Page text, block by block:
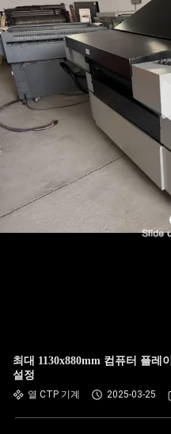
최대 1130x880mm 컴퓨터 플레
설정
열 CTP 기계 2025-03-25